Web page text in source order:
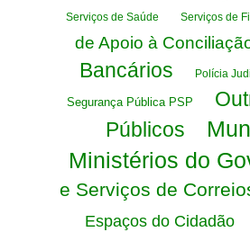
Serviços de Saúde Serviços de
de Apoio à
Bancários
Polícia
Segurança Pública PSP
Públicos
Ministérios do
e Serviços de
Espaços do Cidadão